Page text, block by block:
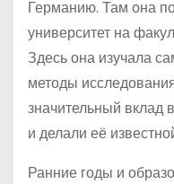
Германию. Там она
университет на
Здесь она изучала
методы
значительный вклад
и делали её
Ранние годы и